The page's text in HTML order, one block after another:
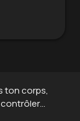
ton corps,